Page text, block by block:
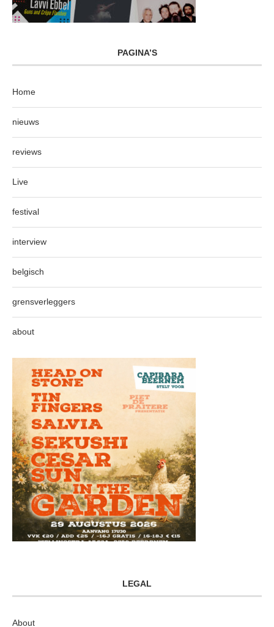
PAGINA’S
Home
nieuws
reviews
Live
festival
interview
belgisch
grensverleggers
about
LEGAL
About